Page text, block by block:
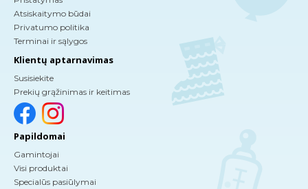
Atsiskaitymo būdai
Privatumo politika
Terminai ir sąlygos
Klientų aptarnavimas
Susisiekite
Prekių grąžinimas ir keitimas
Papildomai
Gamintojai
Visi produktai
Specialūs pasiūlymai